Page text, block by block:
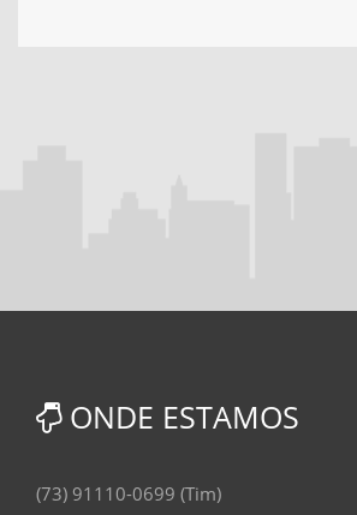
ONDE ESTAMOS
(73) 91110-0699 (Tim)